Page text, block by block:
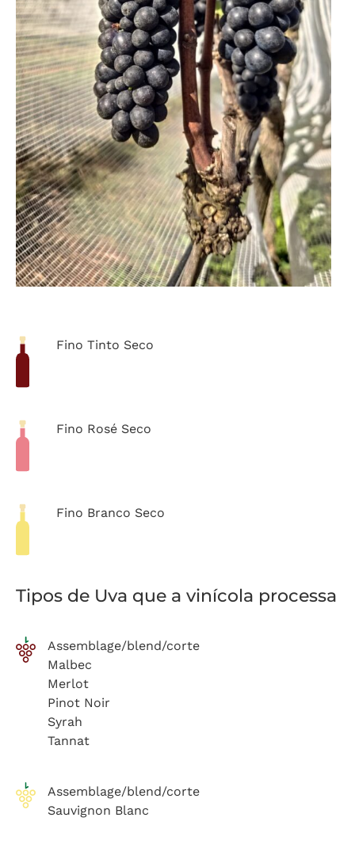
Fino Tinto Seco
Fino Rosé Seco
Fino Branco Seco
Tipos de Uva que a vinícola processa
Assemblage/blend/corte
Malbec
Merlot
Pinot Noir
Syrah
Tannat
Assemblage/blend/corte
Sauvignon Blanc